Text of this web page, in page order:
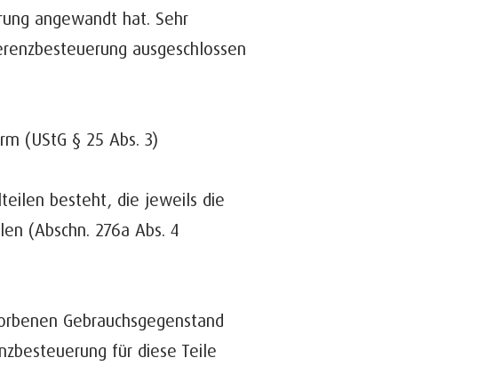
angewandt hat. Sehr
ausgeschlossen
(UStG § 25 Abs. 3)
besteht, die jeweils die
(Abschn. 276a Abs. 4
Gebrauchsgegenstand
für diese Teile